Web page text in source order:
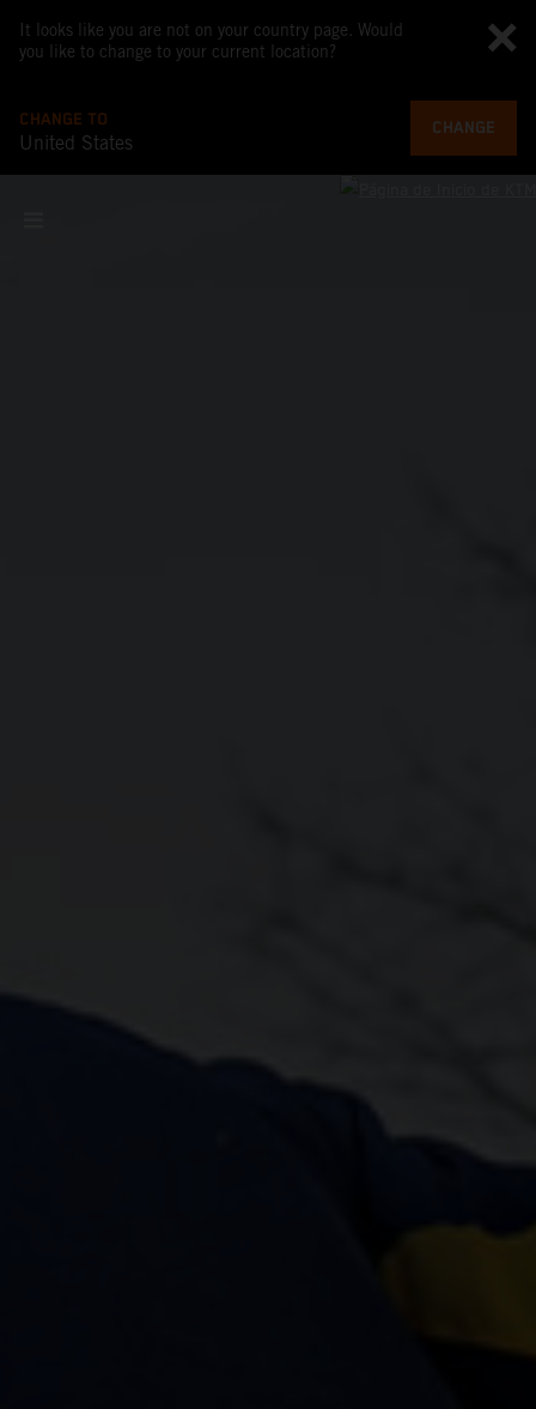
It looks like you are not on your country page. Would
you like to change to your current location?
CHANGE TO
United States
CHANGE